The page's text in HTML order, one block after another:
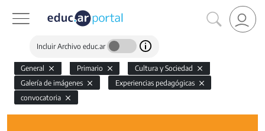
Incluir Archivo educ.ar
General Primario
Cultura y Sociedad
Galería de imágenes
Experiencias pedagógicas
convocatoria